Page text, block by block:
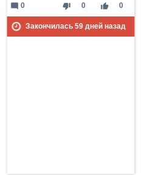
thumb_down 0 thumb_up 0
mode_comment 0
Закончилась 59дней назад